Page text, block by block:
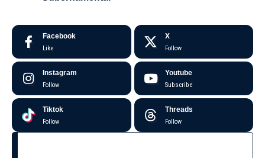
Facebook
Like
X
Follow
Instagram
Follow
Youtube
Subscribe
Tiktok
Follow
Threads
Follow